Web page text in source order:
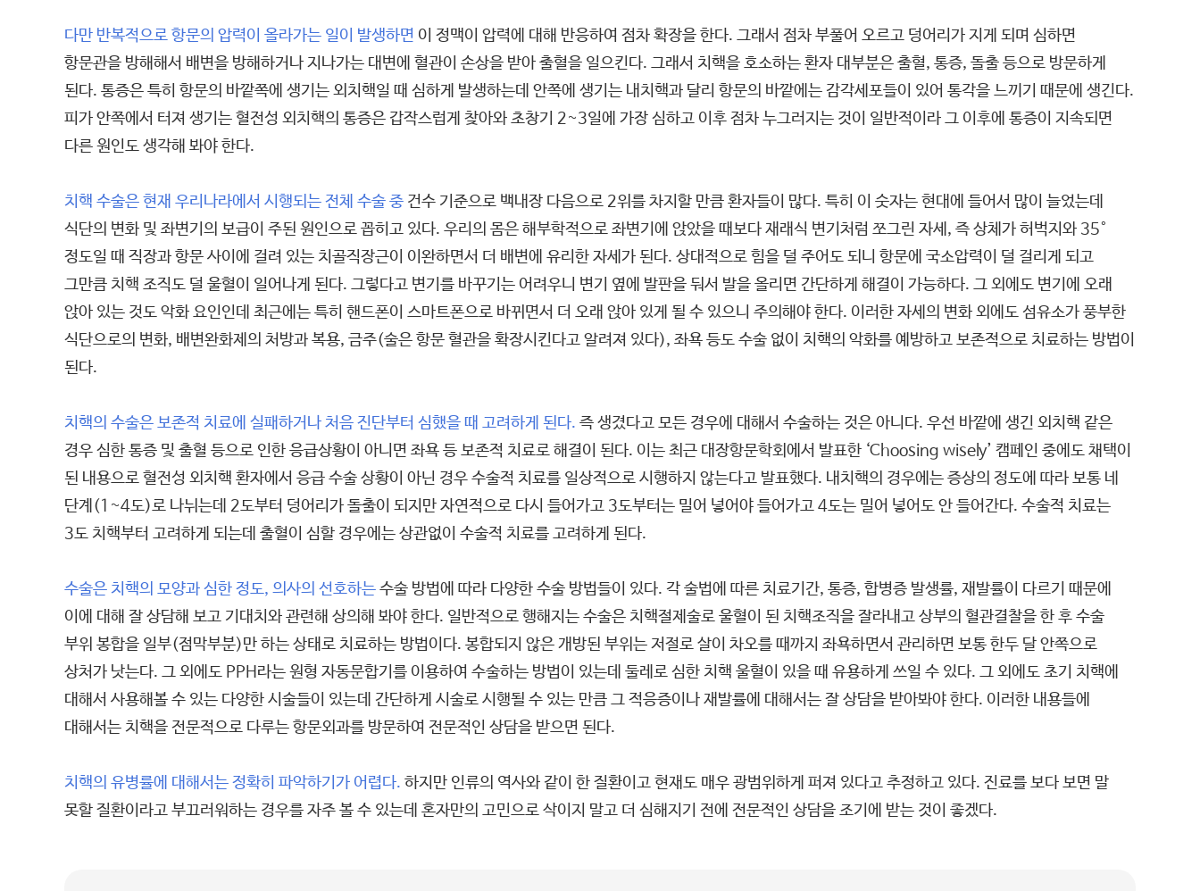
다만 반복적으로 항문의 압력이 올라가는 일이 발생하면 이 정맥이 압력에 대해 반응하여 점차 확장을 한다. 그래서 점차 부풀어 오르고 덩어리가 지게 되며 심하면
항문관을 방해해서 배변을 방해하거나 지나가는 대변에 혈관이 손상을 받아 출혈을 일으킨다. 그래서 치핵을 호소하는 환자 대부분은 출혈, 통증, 돌출 등으로 방문하게
된다. 통증은 특히 항문의 바깥쪽에 생기는 외치핵일 때 심하게 발생하는데 안쪽에 생기는 내치핵과 달리 항문의 바깥에는 감각세포들이 있어 통각을 느끼기 때문에 생긴다.
피가 안쪽에서 터져 생기는 혈전성 외치핵의 통증은 갑작스럽게 찾아와 초창기 2~3일에 가장 심하고 이후 점차 누그러지는 것이 일반적이라 그 이후에 통증이 지속되면
다른 원인도 생각해 봐야 한다.
치핵 수술은 현재 우리나라에서 시행되는 전체 수술 중 건수 기준으로 백내장 다음으로 2위를 차지할 만큼 환자들이 많다. 특히 이 숫자는 현대에 들어서 많이 늘었는데
식단의 변화 및 좌변기의 보급이 주된 원인으로 꼽히고 있다. 우리의 몸은 해부학적으로 좌변기에 앉았을 때보다 재래식 변기처럼 쪼그린 자세, 즉 상체가 허벅지와 35°
정도일 때 직장과 항문 사이에 걸려 있는 치골직장근이 이완하면서 더 배변에 유리한 자세가 된다. 상대적으로 힘을 덜 주어도 되니 항문에 국소압력이 덜 걸리게 되고
그만큼 치핵 조직도 덜 울혈이 일어나게 된다. 그렇다고 변기를 바꾸기는 어려우니 변기 옆에 발판을 둬서 발을 올리면 간단하게 해결이 가능하다. 그 외에도 변기에 오래
앉아 있는 것도 악화 요인인데 최근에는 특히 핸드폰이 스마트폰으로 바뀌면서 더 오래 앉아 있게 될 수 있으니 주의해야 한다. 이러한 자세의 변화 외에도 섬유소가 풍부한
식단으로의 변화, 배변완화제의 처방과 복용, 금주(술은 항문 혈관을 확장시킨다고 알려져 있다), 좌욕 등도 수술 없이 치핵의 악화를 예방하고 보존적으로 치료하는 방법이
된다.
치핵의 수술은 보존적 치료에 실패하거나 처음 진단부터 심했을 때 고려하게 된다. 즉 생겼다고 모든 경우에 대해서 수술하는 것은 아니다. 우선 바깥에 생긴 외치핵 같은
경우 심한 통증 및 출혈 등으로 인한 응급상황이 아니면 좌욕 등 보존적 치료로 해결이 된다. 이는 최근 대장항문학회에서 발표한 ‘Choosing wisely’ 캠페인 중에도 채택이
된 내용으로 혈전성 외치핵 환자에서 응급 수술 상황이 아닌 경우 수술적 치료를 일상적으로 시행하지 않는다고 발표했다. 내치핵의 경우에는 증상의 정도에 따라 보통 네
단계(1~4도)로 나뉘는데 2도부터 덩어리가 돌출이 되지만 자연적으로 다시 들어가고 3도부터는 밀어 넣어야 들어가고 4도는 밀어 넣어도 안 들어간다. 수술적 치료는
3도 치핵부터 고려하게 되는데 출혈이 심할 경우에는 상관없이 수술적 치료를 고려하게 된다.
수술은 치핵의 모양과 심한 정도, 의사의 선호하는 수술 방법에 따라 다양한 수술 방법들이 있다. 각 술법에 따른 치료기간, 통증, 합병증 발생률, 재발률이 다르기 때문에
이에 대해 잘 상담해 보고 기대치와 관련해 상의해 봐야 한다. 일반적으로 행해지는 수술은 치핵절제술로 울혈이 된 치핵조직을 잘라내고 상부의 혈관결찰을 한 후 수술
부위 봉합을 일부(점막부분)만 하는 상태로 치료하는 방법이다. 봉합되지 않은 개방된 부위는 저절로 살이 차오를 때까지 좌욕하면서 관리하면 보통 한두 달 안쪽으로
상처가 낫는다. 그 외에도 PPH라는 원형 자동문합기를 이용하여 수술하는 방법이 있는데 둘레로 심한 치핵 울혈이 있을 때 유용하게 쓰일 수 있다. 그 외에도 초기 치핵에
대해서 사용해볼 수 있는 다양한 시술들이 있는데 간단하게 시술로 시행될 수 있는 만큼 그 적응증이나 재발률에 대해서는 잘 상담을 받아봐야 한다. 이러한 내용들에
대해서는 치핵을 전문적으로 다루는 항문외과를 방문하여 전문적인 상담을 받으면 된다.
치핵의 유병률에 대해서는 정확히 파악하기가 어렵다. 하지만 인류의 역사와 같이 한 질환이고 현재도 매우 광범위하게 퍼져 있다고 추정하고 있다. 진료를 보다 보면 말
못할 질환이라고 부끄러워하는 경우를 자주 볼 수 있는데 혼자만의 고민으로 삭이지 말고 더 심해지기 전에 전문적인 상담을 조기에 받는 것이 좋겠다.